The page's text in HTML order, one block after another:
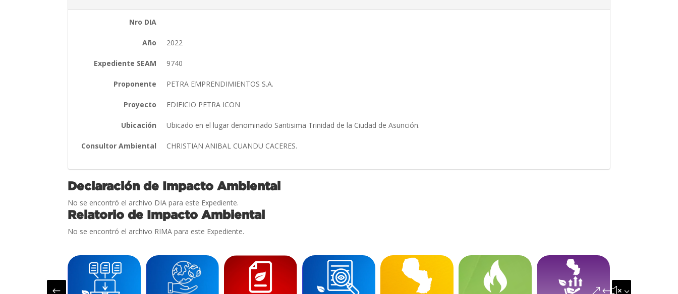
Nro DIA
Año 2022
Expediente SEAM 9740
Proponente PETRA EMPRENDIMIENTOS S.A.
Proyecto EDIFICIO PETRA ICON
Ubicación Ubicado en el lugar denominado Santisima Trinidad de la Ciudad de Asunción.
Consultor Ambiental CHRISTIAN ANIBAL CUANDU CACERES.
Declaración de Impacto Ambiental
No se encontró el archivo DIA para este Expediente.
Relatorio de Impacto Ambiental
No se encontró el archivo RIMA para este Expediente.
# &#x35;